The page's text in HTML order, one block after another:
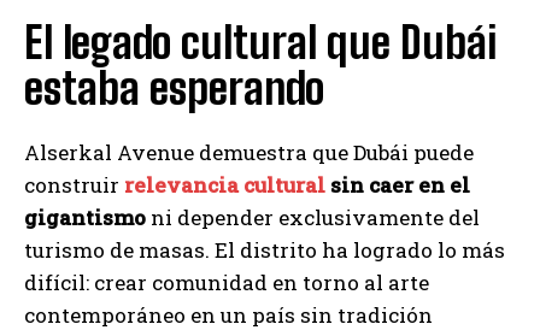
El legado cultural que Dubái
estaba esperando
Alserkal Avenue demuestra que Dubái puede
construir relevancia cultural sin caer en el
gigantismo ni depender exclusivamente del
turismo de masas. El distrito ha logrado lo más
difícil: crear comunidad en torno al arte
contemporáneo en un país sin tradición